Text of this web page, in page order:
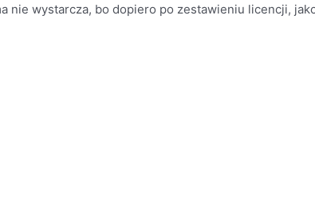
nie wystarcza, bo dopiero po zestawieniu licencji,